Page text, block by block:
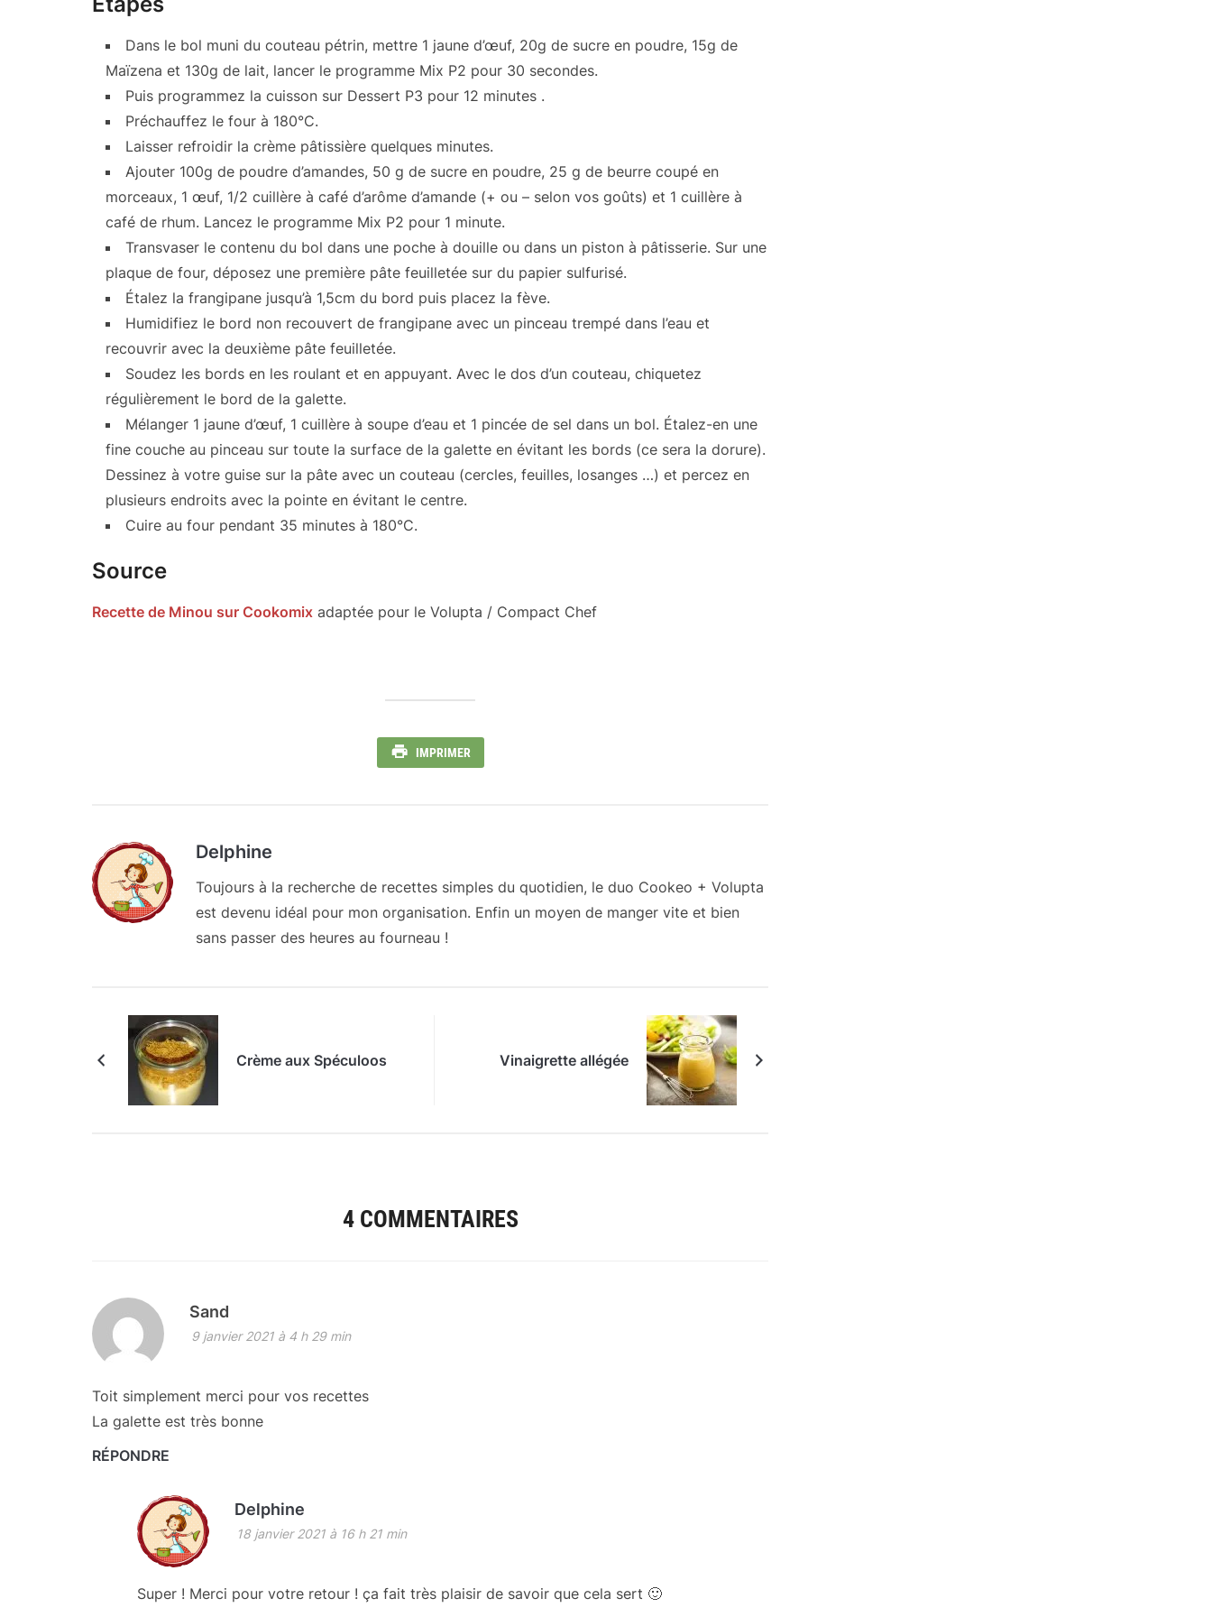
Dans le bol muni du couteau pétrin, mettre 1 jaune d’œuf, 20g de sucre en poudre, 15g de
Maïzena et 130g de lait, lancer le programme Mix P2 pour 30 secondes.
Puis programmez la cuisson sur Dessert P3 pour 12 minutes .
Préchauffez le four à 180°C.
Laisser refroidir la crème pâtissière quelques minutes.
Ajouter 100g de poudre d’amandes, 50 g de sucre en poudre, 25 g de beurre coupé en
morceaux, 1 œuf, 1/2 cuillère à café d’arôme d’amande (+ ou – selon vos goûts) et 1 cuillère à
café de rhum. Lancez le programme Mix P2 pour 1 minute.
Transvaser le contenu du bol dans une poche à douille ou dans un piston à pâtisserie. Sur une
plaque de four, déposez une première pâte feuilletée sur du papier sulfurisé.
Étalez la frangipane jusqu’à 1,5cm du bord puis placez la fève.
Humidifiez le bord non recouvert de frangipane avec un pinceau trempé dans l’eau et
recouvrir avec la deuxième pâte feuilletée.
Soudez les bords en les roulant et en appuyant. Avec le dos d’un couteau, chiquetez
régulièrement le bord de la galette.
Mélanger 1 jaune d’œuf, 1 cuillère à soupe d’eau et 1 pincée de sel dans un bol. Étalez-en une
fine couche au pinceau sur toute la surface de la galette en évitant les bords (ce sera la dorure).
Dessinez à votre guise sur la pâte avec un couteau (cercles, feuilles, losanges …) et percez en
plusieurs endroits avec la pointe en évitant le centre.
Cuire au four pendant 35 minutes à 180°C.
Source
Recette de Minou sur Cookomix adaptée pour le Volupta / Compact Chef
IMPRIMER
Delphine
Toujours à la recherche de recettes simples du quotidien, le duo Cookeo + Volupta
est devenu idéal pour mon organisation. Enfin un moyen de manger vite et bien
sans passer des heures au fourneau !
Crème aux Spéculoos Vinaigrette allégée
4 COMMENTAIRES
Sand
9 janvier 2021 à 4 h 29 min
Toit simplement merci pour vos recettes
La galette est très bonne
RÉPONDRE
Delphine
18 janvier 2021 à 16 h 21 min
Super ! Merci pour votre retour ! ça fait très plaisir de savoir que cela sert 🙂